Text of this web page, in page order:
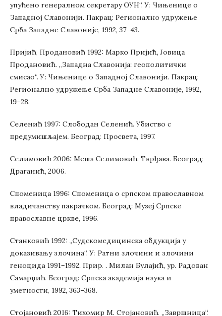
упућено генералном секретару ОУН“. У: Чињенице о
Западној Славонији. Пакрац: Регионално удружење
Срба Западне Славоније, 1992, 37–43.
Пријић, Продановић 1992: Марко Пријић, Јовица
Продановић. „Западна Славонија: геополитички
смисао“. У: Чињенице о Западној Славонији. Пакрац:
Регионално удружење Срба Западне Славоније, 1992,
19–28.
Селенић 1997: Слободан Селенић. Убиство с
предумишљајем. Београд: Просвета, 1997.
Селимовић 2006: Меша Селимовић. Тврђава. Београд:
Драганић, 2006.
Споменица 1996: Споменица о српском православном
владичанству пакрачком. Београд: Музеј Српске
православне цркве, 1996.
Станковић 1992: „Судскомедицинска обдукција у
доказивању злочина“. У: Ратни злочини и злочини
геноцида 1991–1992. Прир. . Милан Булајић, ур. Радован
Самарџић. Београд: Српска академија наука и
уметности, 1992, 363–368.
Стојановић 2016: Тихомир М. Стојановић. „Завршница“.